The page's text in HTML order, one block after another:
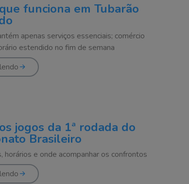
funciona em Tubarão
apenas serviços essenciais; comércio
estendido no fim de semana
jogos da 1ª rodada do
Brasileiro
horários e onde acompanhar os confrontos